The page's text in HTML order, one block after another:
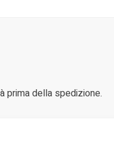
prima della spedizione.